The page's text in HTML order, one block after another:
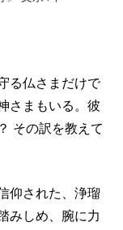
る仏さまだけで
さまもいる。彼
その訳を教えて
仰された、浄瑠
みしめ、腕に力